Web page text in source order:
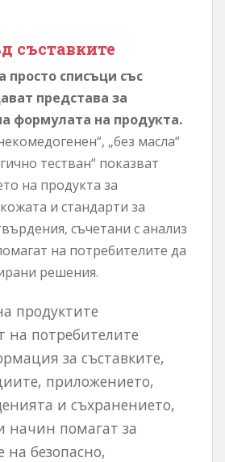
съставките
просто списъци със
представа за
формулата на продукта.
„без масла“
тестван“ показват
на продукта за
и стандарти за
съчетани с анализ
на потребителите да
решения.
продуктите
на потребителите
за съставките,
приложението,
и съхранението,
начин помагат за
на безопасно,